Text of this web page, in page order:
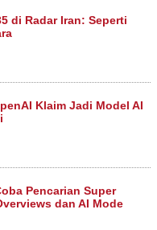
di Radar Iran: Seperti
Klaim Jadi Model AI
Pencarian Super
dan AI Mode